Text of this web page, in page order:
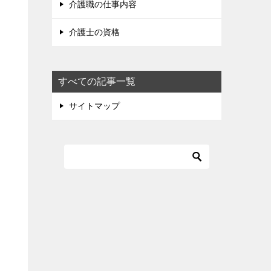
介護職の仕事内容
介護士の資格
すべての記事一覧
サイトマップ